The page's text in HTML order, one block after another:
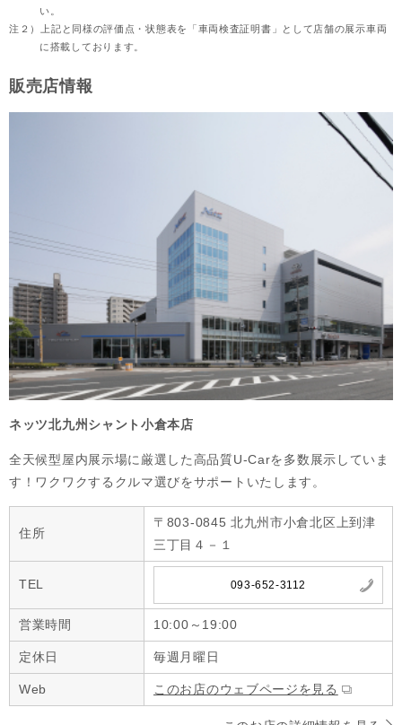
い。
注２）
上記と同様の評価点・状態表を「車両検査証明書」として店舗の展示車両
に搭載しております。
販売店情報
ネッツ北九州シャント小倉本店
全天候型屋内展示場に厳選した高品質U-Carを多数展示していま
す！ワクワクするクルマ選びをサポートいたします。
住所
〒803-0845 北九州市小倉北区上到津
三丁目４－１
TEL 093-652-3112
営業時間 10:00～19:00
定休日 毎週月曜日
Web このお店のウェブページを見る